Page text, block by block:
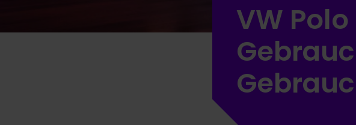
VW Polo